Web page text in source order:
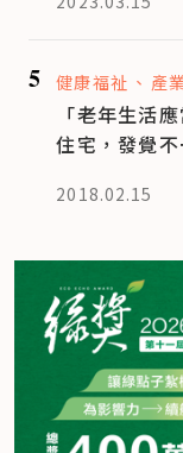
5 健康福祉 產
「老年生活
住宅，發覺
2018.02.15